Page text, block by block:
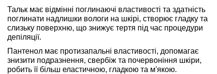
Тальк має відмінні поглинаючі властивості та здатність
поглинати надлишки вологи на шкірі, створює гладку та
слизьку поверхню, що знижує тертя під час процедури
депіляції.
Пантенол має протизапальні властивості, допомагає
знизити подразнення, свербіж та почервоніння шкіри,
робить її більш еластичною, гладкою та м'якою.